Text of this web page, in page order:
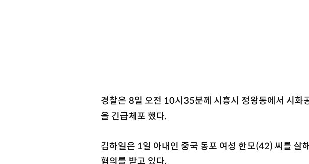
경찰은 8일 오전 10시35분께 시흥시 정왕동에서 시화
을 긴급체포 했다.
김하일은 1일 아내인 중국 동포 여성 한모(42) 씨를 살
혐의를 받고 있다.